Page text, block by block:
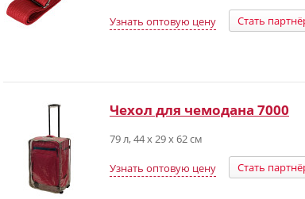
Узнать оптовую цену Стать
Чехол для чемодана 7000
79 л, 44 х 29 х 62 см
Узнать оптовую цену Стать